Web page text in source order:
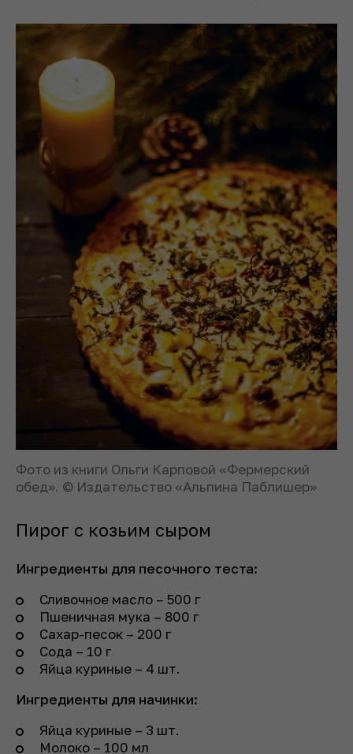
Фото из книги Ольги Карповой «Фермерский
обед». © Издательство «Альпина Паблишер»
Пирог с козьим сыром
Ингредиенты для песочного теста:
Сливочное масло – 500 г
Пшеничная мука – 800 г
Сахар-песок – 200 г
Сода – 10 г
Яйца куриные – 4 шт.
Ингредиенты для начинки:
Яйца куриные – 3 шт.
Молоко – 100 мл